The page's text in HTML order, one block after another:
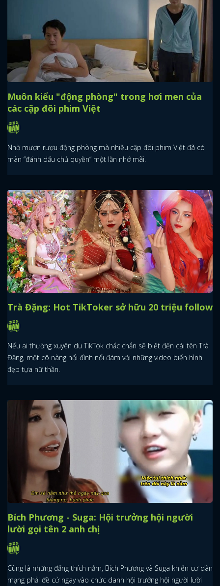
Muôn kiểu "động phòng" trong hơi men của
các cặp đôi phim Việt
Nhờ mượn rượu động phòng mà nhiều cặp đôi phim Việt đã có
màn “đánh dấu chủ quyền” một lần nhớ mãi.
Trà Đặng: Hot TikToker sở hữu 20 triệu follow
Nếu ai thường xuyên du TikTok chắc chắn sẽ biết đến cái tên Trà
Đặng, một cô nàng nổi đình nổi đám với những video biến hình
đẹp tựa nữ thần.
Bích Phương - Suga: Hội trưởng hội người
lười gọi tên 2 anh chị
Cùng là những đấng thích nằm, Bích Phương và Suga khiến cư dân
mạng phải đề cử ngay vào chức danh hội trưởng hội người lười